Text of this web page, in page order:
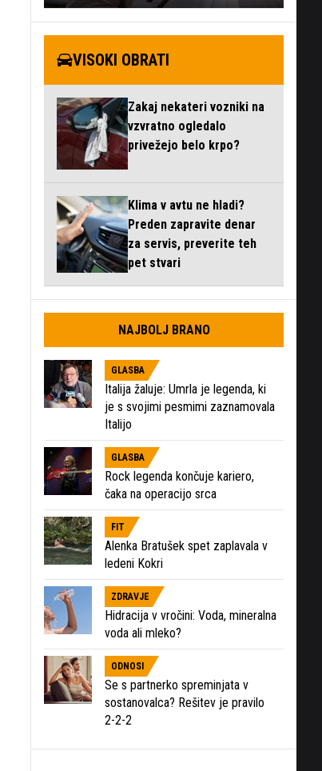
VISOKI OBRATI
Zakaj nekateri vozniki na
vzvratno ogledalo
privežejo belo krpo?
Klima v avtu ne hladi?
Preden zapravite denar
za servis, preverite teh
pet stvari
NAJBOLJ BRANO
GLASBA
Italija žaluje: Umrla je legenda, ki
je s svojimi pesmimi zaznamovala
Italijo
GLASBA
Rock legenda končuje kariero,
čaka na operacijo srca
FIT
Alenka Bratušek spet zaplavala v
ledeni Kokri
ZDRAVJE
Hidracija v vročini: Voda, mineralna
voda ali mleko?
ODNOSI
Se s partnerko spreminjata v
sostanovalca? Rešitev je pravilo
2-2-2